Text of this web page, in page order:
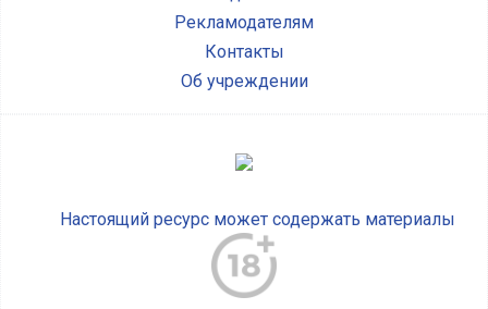
Рекламодателям
Контакты
Об учреждении
Настоящий ресурс может содержать материалы